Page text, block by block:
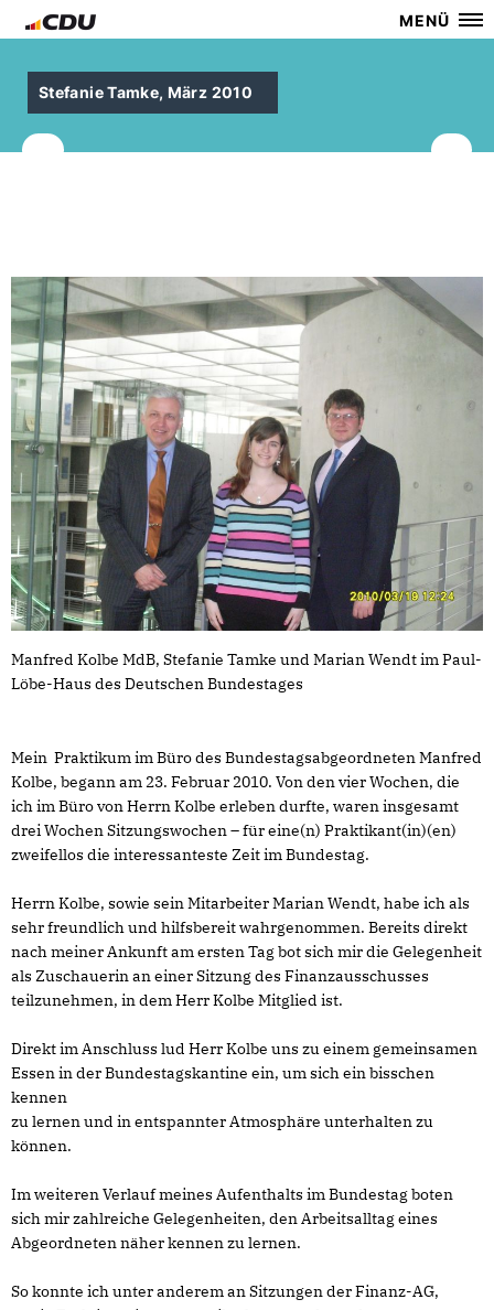
MENÜ
Stefanie Tamke, März 2010
Manfred Kolbe MdB, Stefanie Tamke und Marian Wendt im Paul-
Löbe-Haus des Deutschen Bundestages
Mein Praktikum im Büro des Bundestagsabgeordneten Manfred
Kolbe, begann am 23. Februar 2010. Von den vier Wochen, die
ich im Büro von Herrn Kolbe erleben durfte, waren insgesamt
drei Wochen Sitzungswochen – für eine(n) Praktikant(in)(en)
zweifellos die interessanteste Zeit im Bundestag.
Herrn Kolbe, sowie sein Mitarbeiter Marian Wendt, habe ich als
sehr freundlich und hilfsbereit wahrgenommen. Bereits direkt
nach meiner Ankunft am ersten Tag bot sich mir die Gelegenheit
als Zuschauerin an einer Sitzung des Finanzausschusses
teilzunehmen, in dem Herr Kolbe Mitglied ist.
Direkt im Anschluss lud Herr Kolbe uns zu einem gemeinsamen
Essen in der Bundestagskantine ein, um sich ein bisschen
kennen
zu lernen und in entspannter Atmosphäre unterhalten zu
können.
Im weiteren Verlauf meines Aufenthalts im Bundestag boten
sich mir zahlreiche Gelegenheiten, den Arbeitsalltag eines
Abgeordneten näher kennen zu lernen.
So konnte ich unter anderem an Sitzungen der Finanz-AG,